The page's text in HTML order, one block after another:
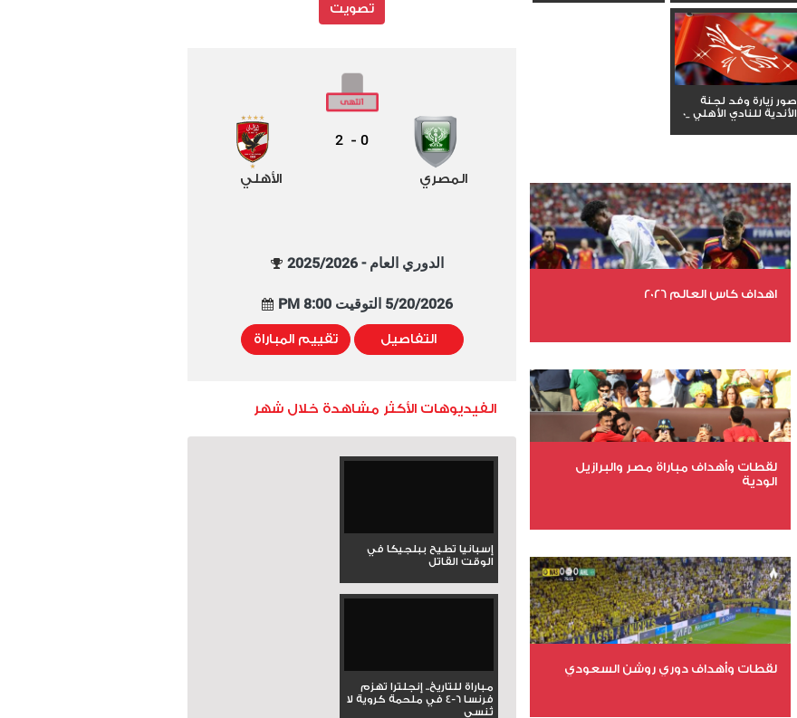
صور زيارة وفد لجنة
الأندية للنادي الأهلي _0
اهداف كاس العالم 2026
عدد المشاهدات 1983
لقطات وأهداف مباراة مصر والبرازيل
الودية
عدد المشاهدات 15711
لقطات وأهداف دوري روشن السعودي
تصويت
المصري
0
-
2
الأهلي
الدوري العام - 2025/2026
5/20/2026 التوقيت 8:00 PM
التفاصيل تقييم المباراة
الفيديوهات الأكثر مشاهدة خلال شهر
إسبانيا تطيح ببلجيكا في
الوقت القاتل
مباراة للتاريخ.. إنجلترا تهزم
فرنسا 6-4 في ملحمة كروية لا
تُنسى